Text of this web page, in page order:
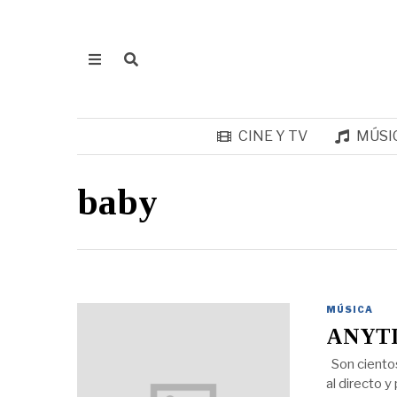
CINE Y TV
baby
MÚSICA
Son
al directo y